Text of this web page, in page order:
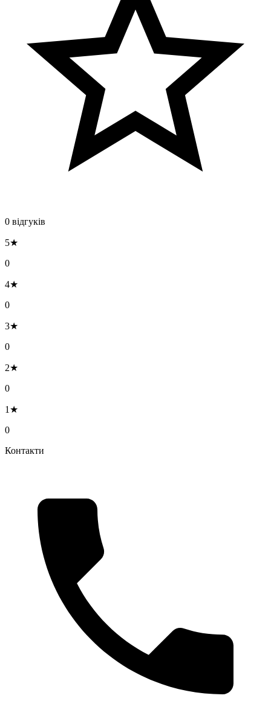
0 відгуків
5★
0
4★
0
3★
0
2★
0
1★
0
Контакти